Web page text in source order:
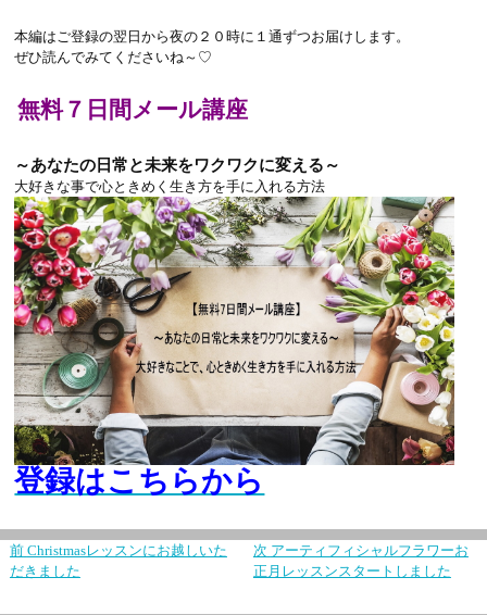
本編はご登録の翌日から夜の２０時に１通ずつお届けします。
ぜひ読んでみてくださいね～♡
無料７日間メール講座
～あなたの日常と未来をワクワクに変える～
大好きな事で心ときめく生き方を手に入れる方法
登録はこちらから
前 Christmasレッスンにお越しいた
だきました
次 アーティフィシャルフラワーお
正月レッスンスタートしました